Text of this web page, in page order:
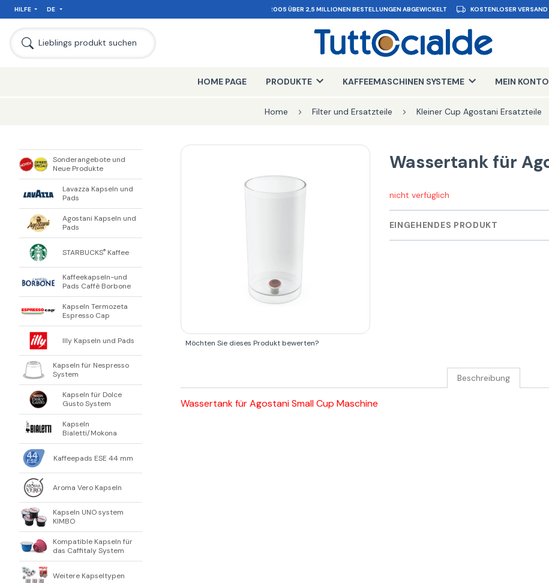
HILFE DE SEIT 2005 ÜBER 2,5 MILLIONEN BESTELLUNGEN ABGEWICKELT KOSTENLOSER
Lieblings produkt suchen
HOME PAGE PRODUKTE KAFFEEMASCHINEN SYSTEME MEIN KONTO
Home Filter und Ersatzteile Kleiner Cup Agostani Ersatzteile
Sonderangebote und
Neue Produkte
Lavazza Kapseln und
Pads
Agostani Kapseln und
Pads
STARBUCKS® Kaffee
Kaffeekapseln-und
Pads Caffè Borbone
Kapseln Termozeta
Espresso Cap
Illy Kapseln und Pads
Kapseln für Nespresso
System
Kapseln für Dolce
Gusto System
Kapseln
Bialetti/Mokona
Kaffeepads ESE 44 mm
Aroma Vero Kapseln
Kapseln UNO system
KIMBO
Kompatible Kapseln für
das Caffitaly System
Weitere Kapseltypen
Möchten Sie dieses Produkt bewerten?
Wassertank für
nicht verfüglich
EINGEHENDES PRODUKT
Beschreibung
Wassertank für Agostani Small Cup Maschine